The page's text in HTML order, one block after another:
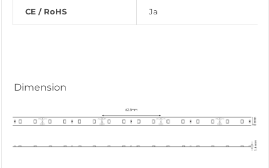
CE / RoHS Ja
Dimension